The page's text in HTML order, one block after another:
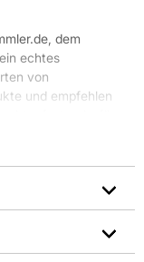
dem
echtes
von
und empfehlen
für